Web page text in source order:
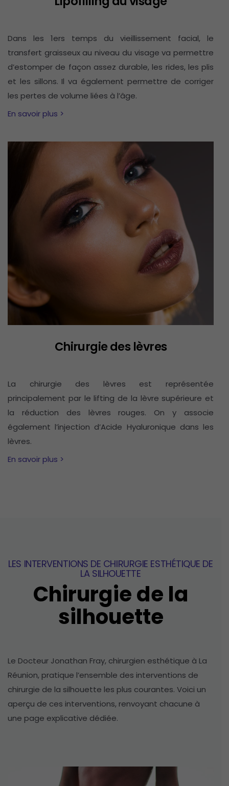
Dans les 1ers temps du vieillissement facial, le
transfert graisseux au niveau du visage va permettre
d’estomper de façon assez durable, les rides, les plis
et les sillons. Il va également permettre de corriger
les pertes de volume liées à l’âge.
En savoir plus >
Chirurgie des lèvres
La chirurgie des lèvres est représentée
principalement par le lifting de la lèvre supérieure et
la réduction des lèvres rouges. On y associe
également l’injection d’Acide Hyaluronique dans les
lèvres.
En savoir plus >
LES INTERVENTIONS DE CHIRURGIE ESTHÉTIQUE DE
LA SILHOUETTE
Chirurgie de la
silhouette
Le Docteur Jonathan Fray, chirurgien esthétique à La
Réunion, pratique l’ensemble des interventions de
chirurgie de la silhouette les plus courantes. Voici un
aperçu de ces interventions, renvoyant chacune à
une page explicative dédiée.